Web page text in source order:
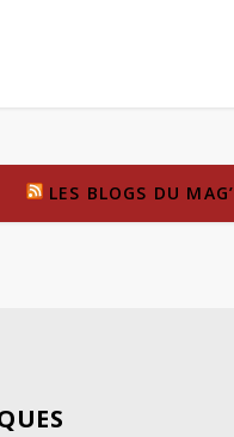
LES BLOGS DU MAG’